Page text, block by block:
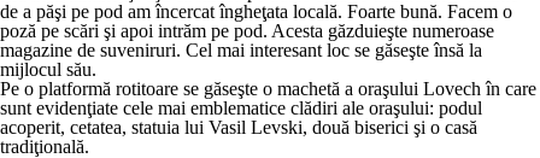
de a păşi pe pod am încercat îngheţata locală. Foarte bună. Facem o
poză pe scări şi apoi intrăm pe pod. Acesta găzduieşte numeroase
magazine de suveniruri. Cel mai interesant loc se găseşte însă la
mijlocul său.
Pe o platformă rotitoare se găseşte o machetă a oraşului Lovech în care
sunt evidenţiate cele mai emblematice clădiri ale oraşului: podul
acoperit, cetatea, statuia lui Vasil Levski, două biserici şi o casă
tradiţională.